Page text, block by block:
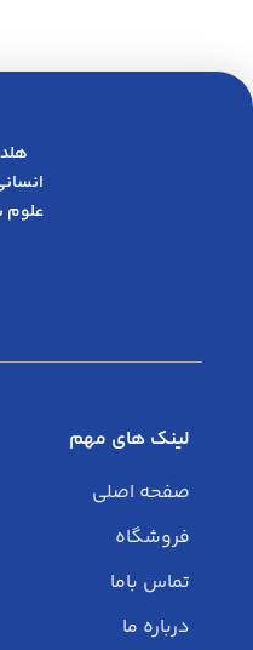
علوم
لینک های مهم
صفحه اصلی
فروشگاه
تماس باما
درباره ما